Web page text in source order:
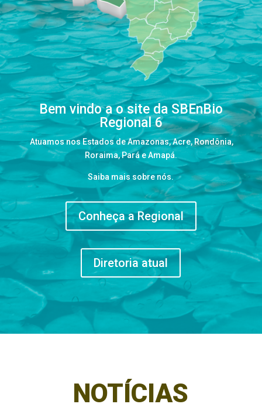
Bem vindo a o site da SBEnBio
Regional 6
Atuamos nos Estados de Amazonas, Acre, Rondônia,
Roraima, Pará e Amapá.
Saiba mais sobre nós.
Conheça a Regional
Diretoria atual
NOTÍCIAS